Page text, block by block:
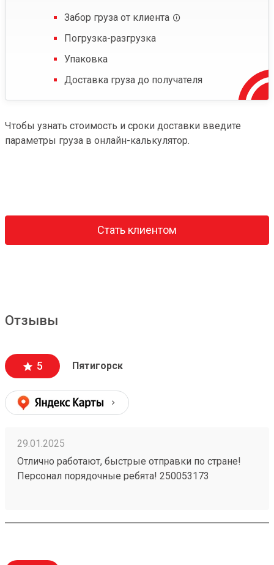
Забор груза от клиента
Погрузка-разгрузка
Упаковка
Доставка груза до получателя
Чтобы узнать стоимость и сроки доставки введите
параметры груза в онлайн-калькулятор.
Стать клиентом
Отзывы
5 Пятигорск
29.01.2025
Отлично работают, быстрые отправки по стране!
Персонал порядочные ребята! 250053173